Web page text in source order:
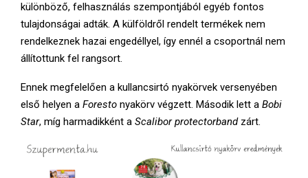
különböző, felhasználás szempontjából egyéb fontos
tulajdonságai adták. A külföldről rendelt termékek nem
rendelkeznek hazai engedéllyel, így ennél a csoportnál nem
állítottunk fel rangsort.
Ennek megfelelően a kullancsirtó nyakörvek versenyében
első helyen a Foresto nyakörv végzett. Második lett a Bobi
Star, míg harmadikként a Scalibor protectorbandzárt.